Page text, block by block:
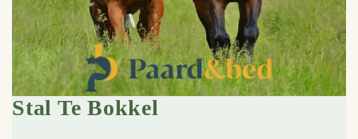
Stal Te Bokkel